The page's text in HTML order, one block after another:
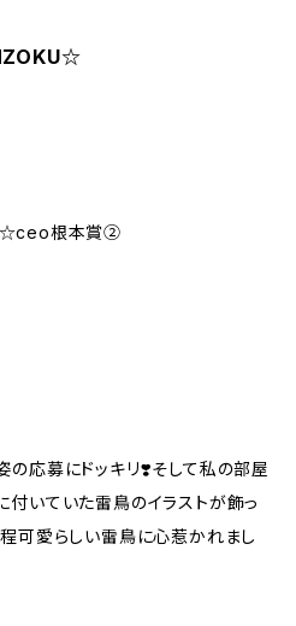
根本賞②
の応募にドッキリ❣️そして私の部屋
付いていた雷鳥のイラストが飾っ
可愛らしい雷鳥に心惹かれまし